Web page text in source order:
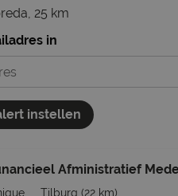
25 km
in
instellen
Afministratief
Tilburg (22 km)